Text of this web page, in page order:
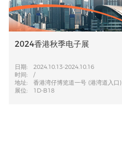
2024香港秋季电子展
日期:
2024.10.13-2024.10.16
时间:
/
地址:
香港湾仔博览道一号 (港湾道入口)
展位:
1D-B18